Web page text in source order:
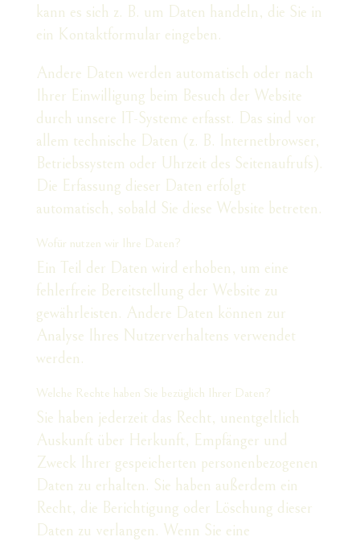
kann es sich z. B. um Daten handeln, die Sie in
ein Kontaktformular eingeben.
Andere Daten werden automatisch oder nach
Ihrer Einwilligung beim Besuch der Website
durch unsere IT-Systeme erfasst. Das sind vor
allem technische Daten (z. B. Internetbrowser,
Betriebssystem oder Uhrzeit des Seitenaufrufs).
Die Erfassung dieser Daten erfolgt
automatisch, sobald Sie diese Website betreten.
Wofür nutzen wir Ihre Daten?
Ein Teil der Daten wird erhoben, um eine
fehlerfreie Bereitstellung der Website zu
gewährleisten. Andere Daten können zur
Analyse Ihres Nutzerverhaltens verwendet
werden.
Welche Rechte haben Sie bezüglich Ihrer Daten?
Sie haben jederzeit das Recht, unentgeltlich
Auskunft über Herkunft, Empfänger und
Zweck Ihrer gespeicherten personenbezogenen
Daten zu erhalten. Sie haben außerdem ein
Recht, die Berichtigung oder Löschung dieser
Daten zu verlangen. Wenn Sie eine